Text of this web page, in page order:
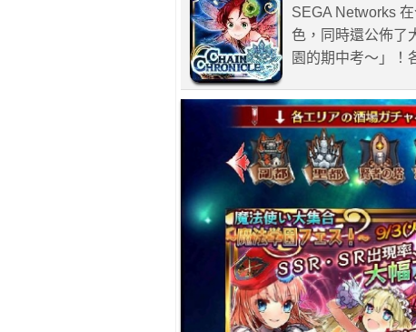
SEGA Networks
色，同時還公佈了
園的期中考～」！